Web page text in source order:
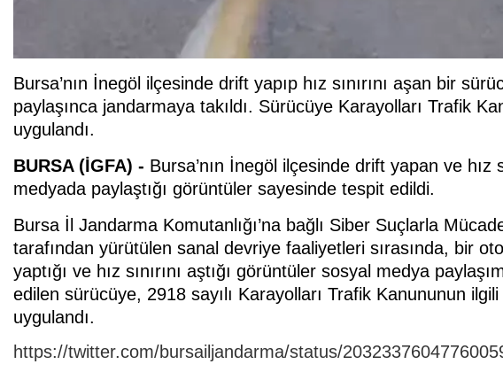
Bursa’nın İnegöl ilçesinde drift yapıp hız sınırını aşan bir
paylaşınca jandarmaya takıldı. Sürücüye Karayolları Trafik
uygulandı.
BURSA (İGFA) - Bursa’nın İnegöl ilçesinde drift yapan ve hız
medyada paylaştığı görüntüler sayesinde tespit edildi.
Bursa İl Jandarma Komutanlığı’na bağlı Siber Suçlarla
tarafından yürütülen sanal devriye faaliyetleri sırasında, bir
yaptığı ve hız sınırını aştığı görüntüler sosyal medya
edilen sürücüye, 2918 sayılı Karayolları Trafik Kanununun
uygulandı.
https://twitter.com/bursailjandarma/status/